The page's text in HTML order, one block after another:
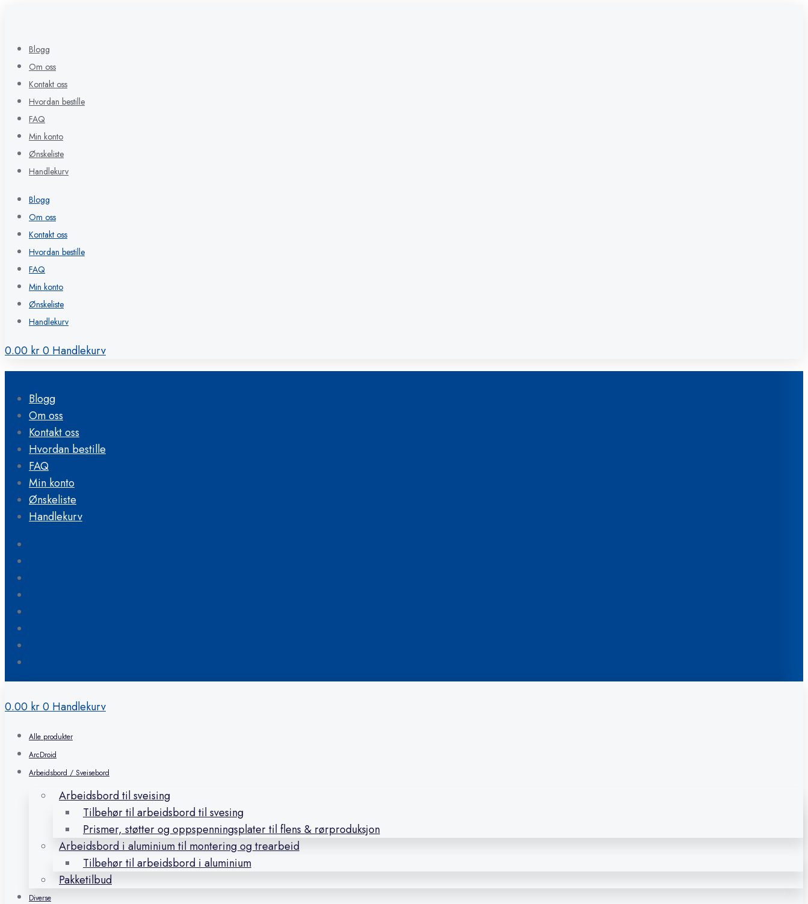
Blogg
Om oss
Kontakt oss
Hvordan bestille
FAQ
Min konto
Ønskeliste
Handlekurv
Blogg
Om oss
Kontakt oss
Hvordan bestille
FAQ
Min konto
Ønskeliste
Handlekurv
0.00kr0Handlekurv
Blogg
Om oss
Kontakt oss
Hvordan bestille
FAQ
Min konto
Ønskeliste
Handlekurv
0.00 kr0 Handlekurv
Alle produkter
ArcDroid
Arbeidsbord / Sveisebord
Arbeidsbord til sveising
Tilbehør til arbeidsbord til svesing
Prismer, støtter og oppspenningsplater til flens & rørproduksjon
Arbeidsbord i aluminium til montering og trearbeid
Tilbehør til arbeidsbord i aluminium
Pakketilbud
Diverse